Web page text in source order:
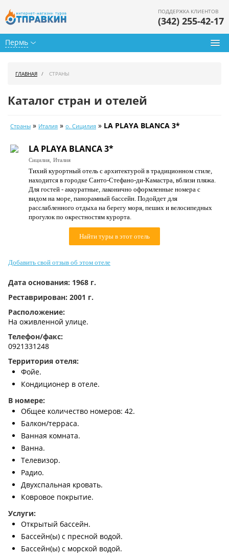
Пермь
ПОДДЕРЖКА КЛИЕНТОВ
(342) 255-42-17
Календарь туров
Цены дня
Страны
Как купить
О нас
ГЛАВНАЯ СТРАНЫ
Каталог стран и отелей
Страны » Италия » о. Сицилия » LA PLAYA BLANCA 3*
LA PLAYA BLANCA 3*
Сицилия, Италия
Тихий курортный отель с архитектурой в традиционном стиле,
находится в городке Санто-Стефано-ди-Камастра, вблизи пляжа.
Для гостей - аккуратные, лаконично оформленные номера с
видом на море, панорамный бассейн. Подойдет для
расслабленного отдыха на берегу моря, пеших и велосипедных
прогулок по окрестностям курорта.
Найти туры в этот отель
Добавить свой отзыв об этом отеле
Дата основания: 1968 г.
Реставрирован: 2001 г.
Расположение:
На оживленной улице.
Телефон/факс:
0921331248
Территория отеля:
Фойе.
Кондиционер в отеле.
В номере:
Общее количество номеров: 42.
Балкон/терраса.
Ванная комната.
Ванна.
Телевизор.
Радио.
Двухспальная кровать.
Ковровое покрытие.
Услуги:
Открытый бассейн.
Бассейн(ы) с пресной водой.
Бассейн(ы) с морской водой.